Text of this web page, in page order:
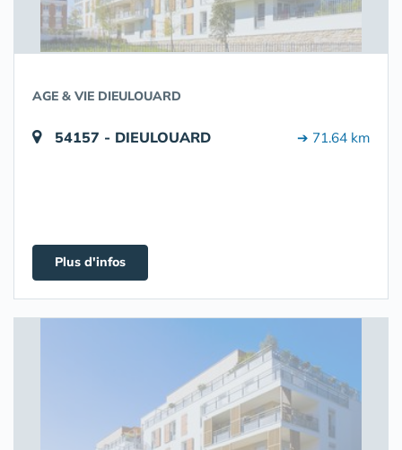
AGE & VIE DIEULOUARD
54157 - DIEULOUARD ➔ 71.64 km
Plus d'infos